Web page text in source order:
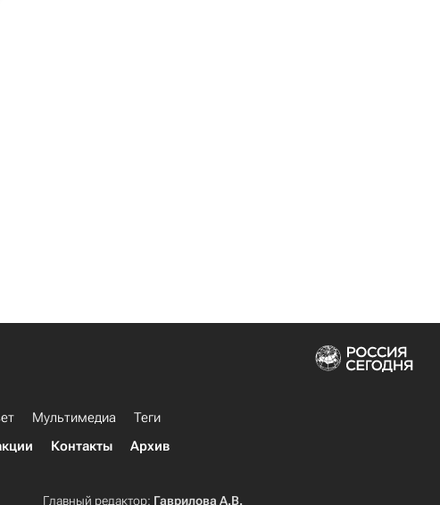
Мультимедиа
Теги
Контакты Архив
Главный редактор: Гаврилова А.В.